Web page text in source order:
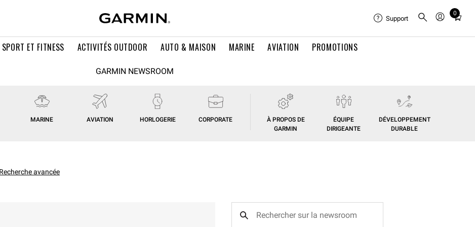
SPORT ET FITNESS ACTIVITÉS OUTDOOR AUTO & MAISON MARINE AVIATION PROMOTIONS
Support
0
Total
in
GARMIN NEWSROOM
MARINE AVIATION HORLOGERIE CORPORATE
À PROPOS DE
GARMIN
ÉQUIPE
DIRIGEANTE
DÉVELOPPEMENT
DURABLE
Recherche avancée